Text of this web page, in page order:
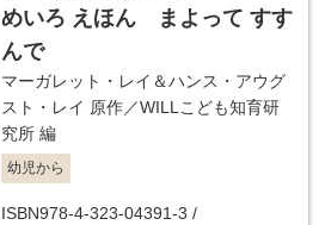
めいろ えほん まよって すす
んで
マーガレット・レイ＆ハンス・アウグ
スト・レイ 原作／WILLこども知育研
究所 編
幼児から
ISBN978-4-323-04391-3 /